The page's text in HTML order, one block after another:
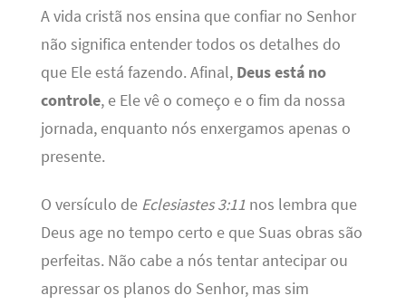
A vida cristã nos ensina que confiar no Senhor
não significa entender todos os detalhes do
que Ele está fazendo. Afinal, Deus está no
controle, e Ele vê o começo e o fim da nossa
jornada, enquanto nós enxergamos apenas o
presente.
O versículo de Eclesiastes 3:11 nos lembra que
Deus age no tempo certo e que Suas obras são
perfeitas. Não cabe a nós tentar antecipar ou
apressar os planos do Senhor, mas sim